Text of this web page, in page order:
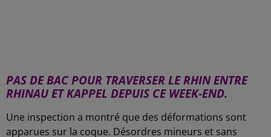
PAS DE BAC POUR TRAVERSER LE RHIN ENTRE
RHINAU ET KAPPEL DEPUIS CE WEEK-END.
Une inspection a montré que des déformations sont
apparues sur la coque. Désordres mineurs et sans